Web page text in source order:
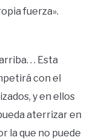
fuerza».
. . Esta
con el
y en ellos
aterrizar en
la que no puede